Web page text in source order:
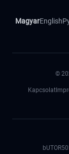
MagyarEnglish
©
Kapcsolat
bUTOR5